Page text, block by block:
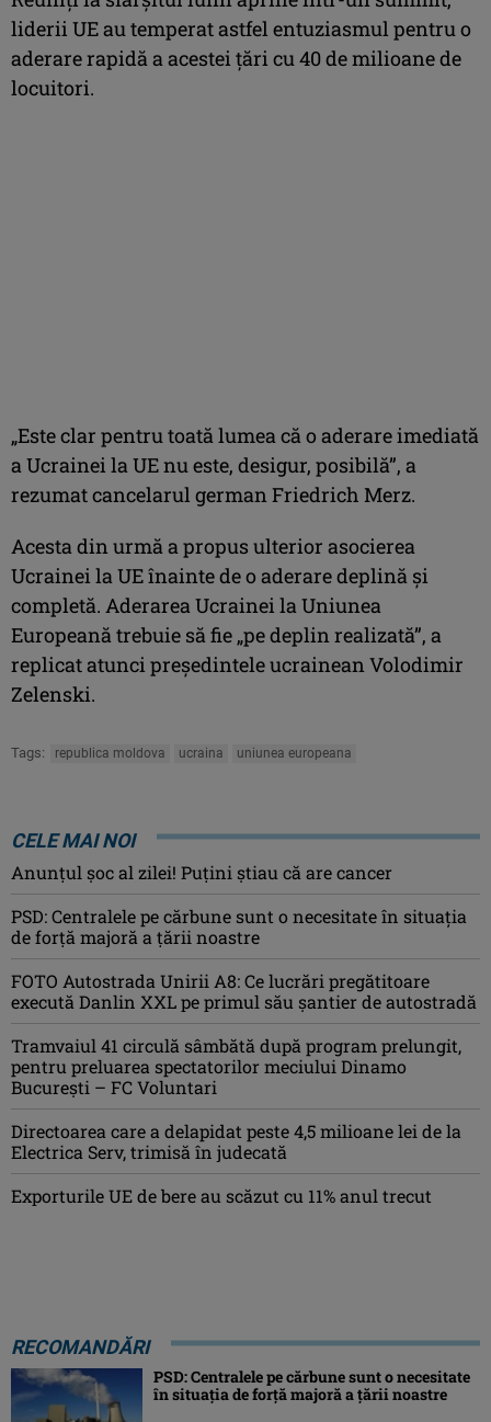
liderii UE au temperat astfel entuziasmul pentru o
aderare rapidă a acestei ţări cu 40 de milioane de
locuitori.
„Este clar pentru toată lumea că o aderare imediată
a Ucrainei la UE nu este, desigur, posibilă”, a
rezumat cancelarul german Friedrich Merz.
Acesta din urmă a propus ulterior asocierea
Ucrainei la UE înainte de o aderare deplină şi
completă. Aderarea Ucrainei la Uniunea
Europeană trebuie să fie „pe deplin realizată”, a
replicat atunci preşedintele ucrainean Volodimir
Zelenski.
Tags: republica moldova ucraina uniunea europeana
CELE MAI NOI
Anunţul şoc al zilei! Puţini ştiau că are cancer
PSD: Centralele pe cărbune sunt o necesitate în situaţia
de forţă majoră a ţării noastre
FOTO Autostrada Unirii A8: Ce lucrări pregătitoare
execută Danlin XXL pe primul său șantier de autostradă
Tramvaiul 41 circulă sâmbătă după program prelungit,
pentru preluarea spectatorilor meciului Dinamo
București – FC Voluntari
Directoarea care a delapidat peste 4,5 milioane lei de la
Electrica Serv, trimisă în judecată
Exporturile UE de bere au scăzut cu 11% anul trecut
RECOMANDĂRI
PSD: Centralele pe cărbune sunt o necesitate
în situaţia de forţă majoră a ţării noastre